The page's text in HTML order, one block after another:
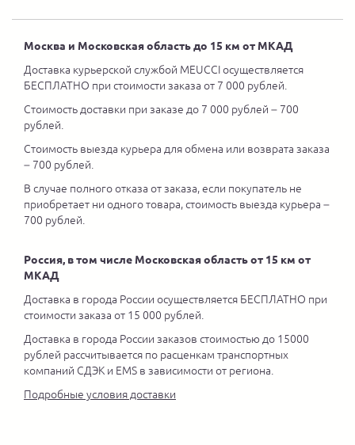
Москва и Московская область до 15 км от МКАД
Доставка курьерской службой MEUCCI осуществляется
БЕСПЛАТНО при стоимости заказа от 7 000 рублей.
Стоимость доставки при заказе до 7 000 рублей – 700
рублей.
Стоимость выезда курьера для обмена или возврата заказа
– 700 рублей.
В случае полного отказа от заказа, если покупатель не
приобретает ни одного товара, стоимость выезда курьера –
700 рублей.
Россия, в том числе Московская область от 15 км от
МКАД
Доставка в города России осуществляется БЕСПЛАТНО при
стоимости заказа от 15 000 рублей.
Доставка в города России заказов стоимостью до 15000
рублей рассчитывается по расценкам транспортных
компаний СДЭК и EMS в зависимости от региона.
Подробные условия доставки